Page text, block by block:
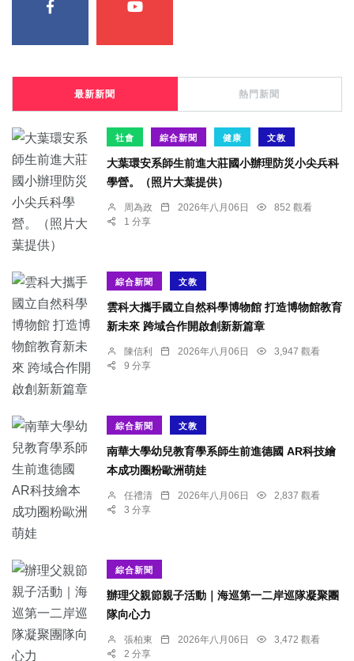
最新新聞 熱門新聞
社會 綜合新聞 健康 文教
大葉環安系師生前進大莊國小辦理防災小尖兵科
學營。（照片大葉提供）
周為政 2026年八月06日
852 觀看
1 分享
綜合新聞 文教
雲科大攜手國立自然科學博物館 打造博物館教育
新未來 跨域合作開啟創新新篇章
陳信利 2026年八月06日
3,947 觀看
9 分享
綜合新聞 文教
南華大學幼兒教育學系師生前進德國 AR科技繪
本成功圈粉歐洲萌娃
任禮清 2026年八月06日
2,837 觀看
3 分享
綜合新聞
辦理父親節親子活動｜海巡第一二岸巡隊凝聚團
隊向心力
張柏東 2026年八月06日
3,472 觀看
2 分享